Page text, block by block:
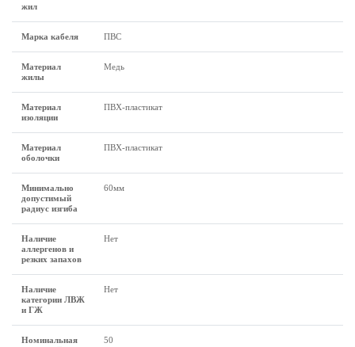
жил
Марка кабеля ПВС
Материал
жилы
Медь
Материал
изоляции
ПВХ-пластикат
Материал
оболочки
ПВХ-пластикат
Минимально
допустимый
радиус изгиба
60мм
Наличие
аллергенов и
резких запахов
Нет
Наличие
категории ЛВЖ
и ГЖ
Нет
Номинальная
50